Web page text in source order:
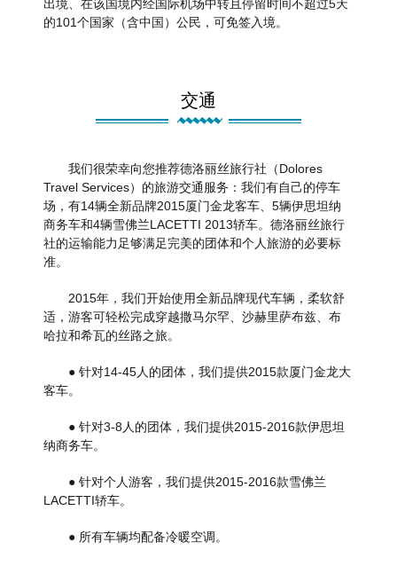
出境、在该国境内经国际机场中转且停留时间不超过5天
的101个国家（含中国）公民，可免签入境。
交通
我们很荣幸向您推荐德洛丽丝旅行社（Dolores
Travel Services）的旅游交通服务：我们有自己的停车
场，有14辆全新品牌2015厦门金龙客车、5辆伊思坦纳
商务车和4辆雪佛兰LACETTI 2013轿车。德洛丽丝旅行
社的运输能力足够满足完美的团体和个人旅游的必要标
准。
2015年，我们开始使用全新品牌现代车辆，柔软舒
适，游客可轻松完成穿越撒马尔罕、沙赫里萨布兹、布
哈拉和希瓦的丝路之旅。
● 针对14-45人的团体，我们提供2015款厦门金龙大
客车。
● 针对3-8人的团体，我们提供2015-2016款伊思坦
纳商务车。
● 针对个人游客，我们提供2015-2016款雪佛兰
LACETTI轿车。
● 所有车辆均配备冷暖空调。